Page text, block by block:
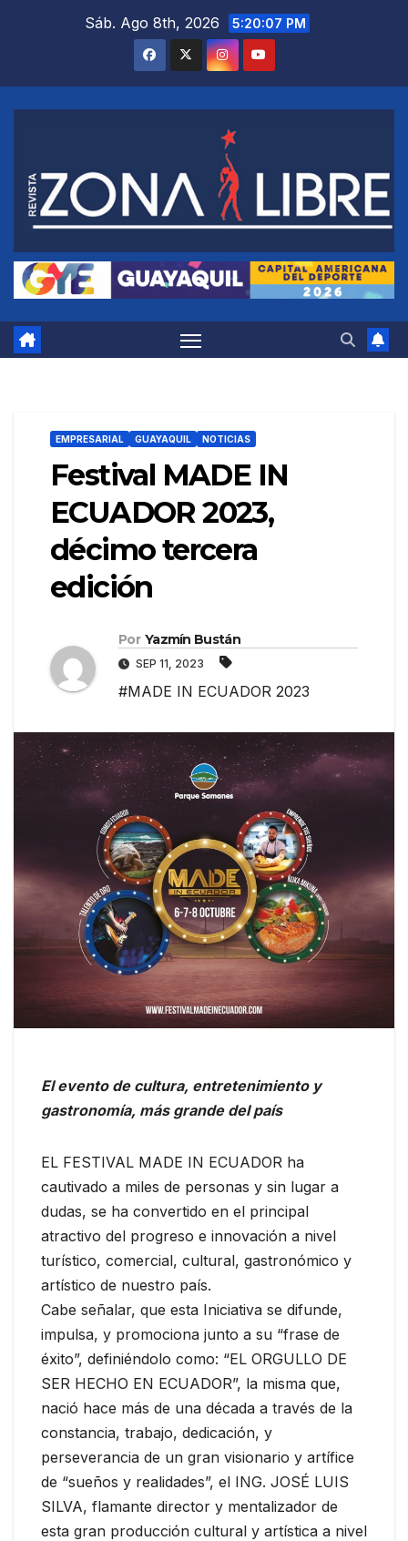
Sáb. Ago 8th, 2026 5:20:08 PM
EMPRESARIAL GUAYAQUIL NOTICIAS
Festival MADE IN
ECUADOR 2023,
décimo tercera
edición
Por Yazmín Bustán
SEP 11, 2023
#MADE IN ECUADOR 2023
El evento de cultura, entretenimiento y
gastronomía, más grande del país
EL FESTIVAL MADE IN ECUADOR ha
cautivado a miles de personas y sin lugar a
dudas, se ha convertido en el principal
atractivo del progreso e innovación a nivel
turístico, comercial, cultural, gastronómico y
artístico de nuestro país.
Cabe señalar, que esta Iniciativa se difunde,
impulsa, y promociona junto a su “frase de
éxito”, definiéndolo como: “EL ORGULLO DE
SER HECHO EN ECUADOR”, la misma que,
nació hace más de una década a través de la
constancia, trabajo, dedicación, y
perseverancia de un gran visionario y artífice
de “sueños y realidades”, el ING. JOSÉ LUIS
SILVA, flamante director y mentalizador de
esta gran producción cultural y artística a nivel